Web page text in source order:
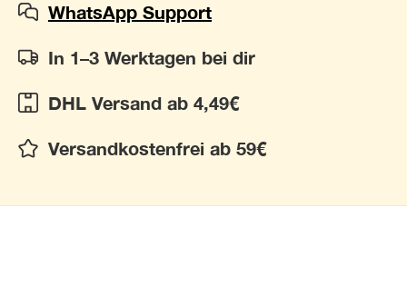
WhatsApp Support
In 1–3 Werktagen bei dir
DHL Versand ab 4,49€
Versandkostenfrei ab 59€